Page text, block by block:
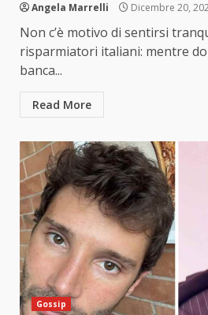
Angela Marrelli Dicembre 20,
Non c’è motivo di sentirsi
risparmiatori italiani: mentre
banca...
Read More
Gossip